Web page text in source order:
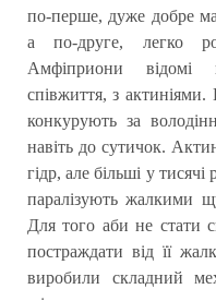
по-перше, дуже добре
а по-друге, легко
Амфіприони відомі
співжиття, з
конкурують за
навіть до сутичок.
гідр, але більші у
паралізують жалкими
Для того аби не стати
постраждати від її
виробили складний